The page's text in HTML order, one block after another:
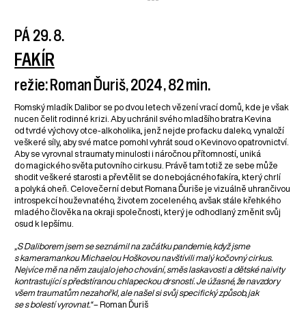
PÁ 29. 8.
FAKÍR
režie: Roman Ďuriš, 2024, 82 min.
Romský mladík Dalibor se po dvou letech vězení vrací domů, kde je však
nucen čelit rodinné krizi. Aby uchránil svého mladšího bratra Kevina
od tvrdé výchovy otce-alkoholika, jenž nejde pro facku daleko, vynaloží
veškeré síly, aby své matce pomohl vyhrát soud o Kevinovo opatrovnictví.
Aby se vyrovnal s traumaty minulosti i náročnou přítomností, uniká
do magického světa putovního cirkusu. Právě tam totiž ze sebe může
shodit veškeré starosti a převtělit se do nebojácného fakíra, který chrlí
a polyká oheň. Celovečerní debut Romana Ďuriše je vizuálně uhrančivou
introspekcí houževnatého, životem zoceleného, avšak stále křehkého
mladého člověka na okraji společnosti, který je odhodlaný změnit svůj
osud k lepšímu.
„S Daliborem jsem se seznámil na začátku pandemie, když jsme
s kameramankou Michaelou Hoškovou navštívili malý kočovný cirkus.
Nejvíce mě na něm zaujalo jeho chování, směs laskavosti a dětské naivity
kontrastující s předstíranou chlapeckou drsností. Je úžasné, že navzdory
všem traumatům nezahořkl, ale našel si svůj specifický způsob, jak
se s bolestí vyrovnat.“– Roman Ďuriš